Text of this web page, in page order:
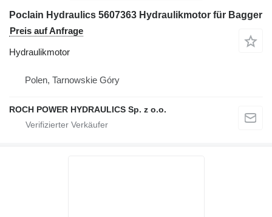
Poclain Hydraulics 5607363 Hydraulikmotor für Bagger
Preis auf Anfrage
Hydraulikmotor
Polen, Tarnowskie Góry
ROCH POWER HYDRAULICS Sp. z o.o.